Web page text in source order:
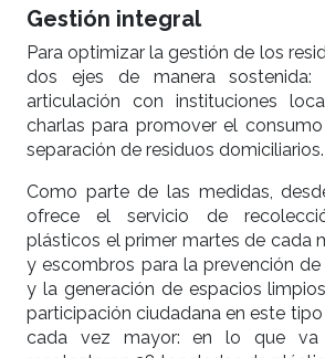
Gestión integral
Para optimizar la gestión de los
dos ejes de manera sostenida:
articulación con instituciones
charlas para promover el
separación de residuos domiciliarios.
Como parte de las medidas,
ofrece el servicio de
plásticos el primer martes de cada
y escombros para la prevención
y la generación de espacios
participación ciudadana en este
cada vez mayor: en lo que